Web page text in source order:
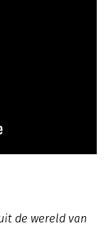
de wereld van